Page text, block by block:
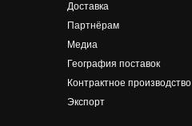
Доставка
Партнёрам
Медиа
География поставок
Контрактное производство
Экспорт